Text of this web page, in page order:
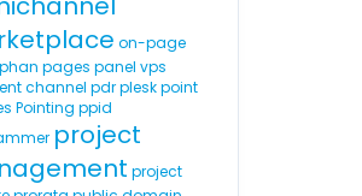
on-page
pages panel vps
channel pdr plesk point
Pointing ppid
project
project